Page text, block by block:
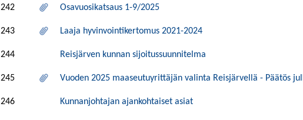
242 Osavuosikatsaus 1-9/2025
243 Laaja hyvinvointikertomus 2021-2024
244 Reisjärven kunnan sijoitussuunnitelma
245 Vuoden 2025 maaseutuyrittäjän valinta Reisjärvellä - Päätös
246 Kunnanjohtajan ajankohtaiset asiat